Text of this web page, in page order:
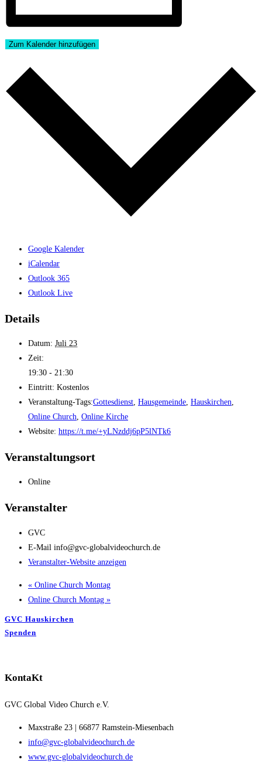
Zum Kalender hinzufügen
Google Kalender
iCalendar
Outlook 365
Outlook Live
Details
Datum: Juli 23
Zeit:
19:30 - 21:30
Eintritt: Kostenlos
Veranstaltung-Tags:Gottesdienst, Hausgemeinde, Hauskirchen,
Online Church, Online Kirche
Website: https://t.me/+yLNzddj6pP5lNTk6
Veranstaltungsort
Online
Veranstalter
GVC
E-Mail info@gvc-globalvideochurch.de
Veranstalter-Website anzeigen
« Online Church Montag
Online Church Montag »
GVC Hauskirchen
Spenden
KontaKt
GVC Global Video Church e.V.
Maxstraße 23 | 66877 Ramstein-Miesenbach
info@gvc-globalvideochurch.de
www.gvc-globalvideochurch.de